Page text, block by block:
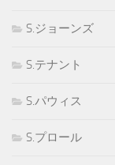
S.ジョーンズ
S.テナント
S.パウィス
S.プロール